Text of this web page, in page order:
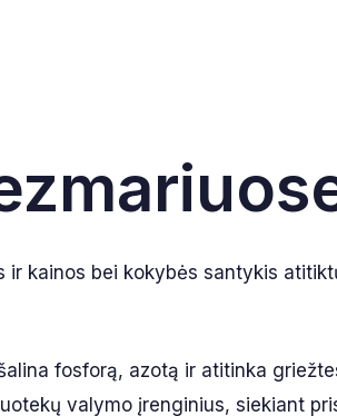
ir kainos bei kokybės santykis
fosforą, azotą ir atitinka
valymo įrenginius, siekiant